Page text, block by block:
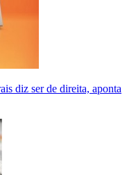
diz ser de direita, aponta